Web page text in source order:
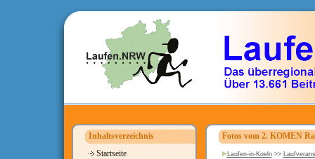
Inhaltsverzeichnis
Startseite
Fotos vom 2. KOMEN
Laufen-in-Koeln>>